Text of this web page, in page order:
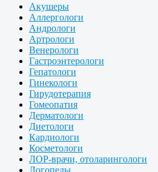
Акушеры
Аллергологи
Андрологи
Артрологи
Венерологи
Гастроэнтерологи
Гепатологи
Гинекологи
Гирудотерапия
Гомеопатия
Дерматологи
Диетологи
Кардиологи
Косметологи
ЛОР-врачи, отоларингологи
Логопеды